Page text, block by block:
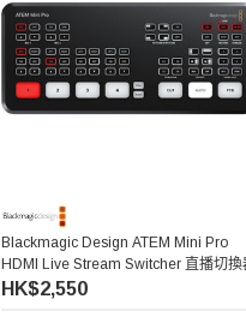
Blackmagic Design ATEM Mini Pro
HDMI Live Stream Switcher 直播切換
HK$2,550